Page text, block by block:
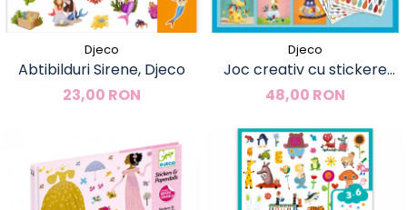
Djeco
Abtibilduri Sirene, Djeco
23,00 RON
Djeco
Joc creativ cu stickere
Creeaza animale, Djeco
48,00 RON